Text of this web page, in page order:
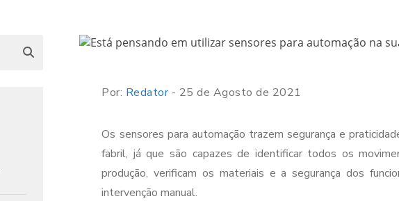
Por: Redator- 25 de Agosto de 2021
Os sensores para automação trazem segurança e
fabril, já que são capazes de identificar todos os
produção, verificam os materiais e a segurança dos
intervenção manual.